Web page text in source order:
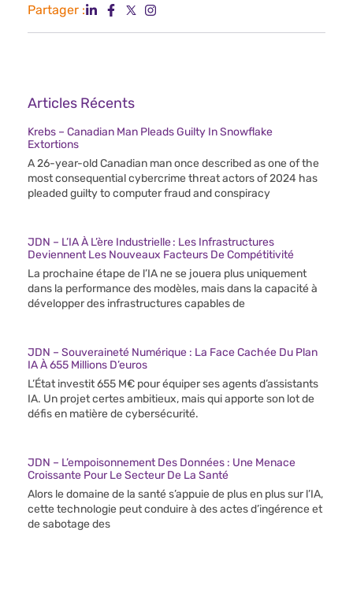
Partager :
Articles Récents
Krebs – Canadian Man Pleads Guilty In Snowflake
Extortions
A 26-year-old Canadian man once described as one of the
most consequential cybercrime threat actors of 2024 has
pleaded guilty to computer fraud and conspiracy
JDN – L’IA À L’ère Industrielle : Les Infrastructures
Deviennent Les Nouveaux Facteurs De Compétitivité
La prochaine étape de l’IA ne se jouera plus uniquement
dans la performance des modèles, mais dans la capacité à
développer des infrastructures capables de
JDN – Souveraineté Numérique : La Face Cachée Du Plan
IA À 655 Millions D’euros
L’État investit 655 M€ pour équiper ses agents d’assistants
IA. Un projet certes ambitieux, mais qui apporte son lot de
défis en matière de cybersécurité.
JDN – L’empoisonnement Des Données : Une Menace
Croissante Pour Le Secteur De La Santé
Alors le domaine de la santé s’appuie de plus en plus sur l’IA,
cette technologie peut conduire à des actes d’ingérence et
de sabotage des